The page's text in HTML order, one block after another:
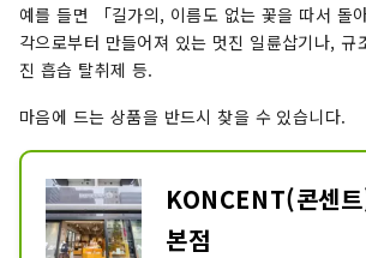
예를 들면 「길가의, 이름도 없는 꽃을 따서 돌
각으로부터 만들어져 있는 멋진 일륜삽기나, 규
진 흡습 탈취제 등.
마음에 드는 상품을 반드시 찾을 수 있습니다.
KONCENT(콘센
본점